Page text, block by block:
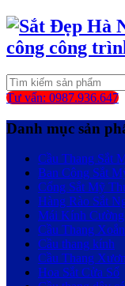
Tư vấn: 0987.936.647
Danh mục sản
Cầu Thang Sắt
Ban Công Sắt
Cổng Sắt Mỹ
Hàng Rào Sắt
Mái Kính
Cầu Thang
Cầu thang kính
Cầu Thang
Hoa Sắt Cửa Sổ